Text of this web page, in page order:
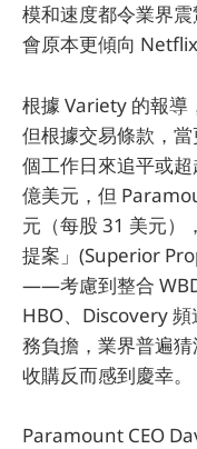
模和速度都令業界
會原本更傾向 Netflix
根據 Variety 的報導
但根據交易條款，
個工作日來追平或
億美元，但
元（每股 31 美元）
提案」(Superior
——考慮到整合 WBD
HBO、Discovery
務負擔，業界普遍
收購反而感到慶幸。
Paramount CEO